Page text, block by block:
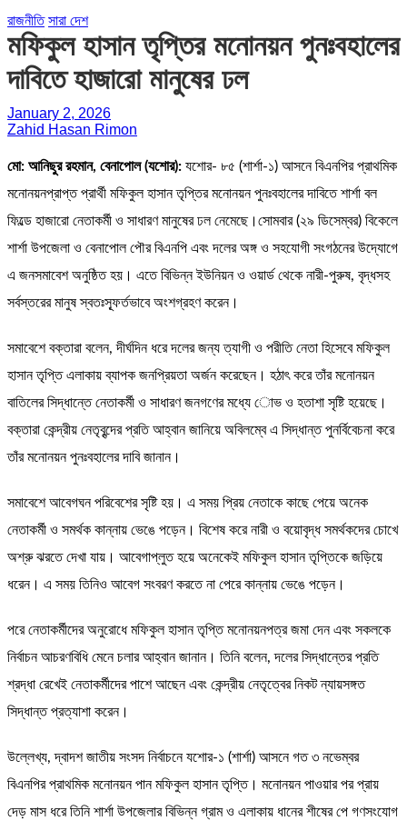
রাজনীতি সারা দেশ
মফিকুল হাসান তৃপ্তির মনোনয়ন পুনঃবহালের
দাবিতে হাজারো মানুষের ঢল
January 2, 2026
Zahid Hasan Rimon
মো: আনিছুর রহমান, বেনাপোল (যশোর): যশোর- ৮৫ (শার্শা-১) আসনে বিএনপির প্রাথমিক
মনোনয়নপ্রাপ্ত প্রার্থী মফিকুল হাসান তৃপ্তির মনোনয়ন পুনঃবহালের দাবিতে শার্শা বল
ফিল্ডে হাজারো নেতাকর্মী ও সাধারণ মানুষের ঢল নেমেছে।সোমবার (২৯ ডিসেম্বর) বিকেলে
শার্শা উপজেলা ও বেনাপোল পৌর বিএনপি এবং দলের অঙ্গ ও সহযোগী সংগঠনের উদ্যোগে
এ জনসমাবেশ অনুষ্ঠিত হয়। এতে বিভিন্ন ইউনিয়ন ও ওয়ার্ড থেকে নারী-পুরুষ, বৃদ্ধসহ
সর্বস্তরের মানুষ স্বতঃস্ফূর্তভাবে অংশগ্রহণ করেন।
সমাবেশে বক্তারা বলেন, দীর্ঘদিন ধরে দলের জন্য ত্যাগী ও পরীতি নেতা হিসেবে মফিকুল
হাসান তৃপ্তি এলাকায় ব্যাপক জনপ্রিয়তা অর্জন করেছেন। হঠাৎ করে তাঁর মনোনয়ন
বাতিলের সিদ্ধান্তে নেতাকর্মী ও সাধারণ জনগণের মধ্যে ােভ ও হতাশা সৃষ্টি হয়েছে।
বক্তারা কেন্দ্রীয় নেতৃবৃন্দের প্রতি আহ্বান জানিয়ে অবিলম্বে এ সিদ্ধান্ত পুনর্বিবেচনা করে
তাঁর মনোনয়ন পুনঃবহালের দাবি জানান।
সমাবেশে আবেগঘন পরিবেশের সৃষ্টি হয়। এ সময় প্রিয় নেতাকে কাছে পেয়ে অনেক
নেতাকর্মী ও সমর্থক কান্নায় ভেঙে পড়েন। বিশেষ করে নারী ও বয়োবৃদ্ধ সমর্থকদের চোখে
অশ্রু ঝরতে দেখা যায়। আবেগাপ্লুত হয়ে অনেকেই মফিকুল হাসান তৃপ্তিকে জড়িয়ে
ধরেন। এ সময় তিনিও আবেগ সংবরণ করতে না পেরে কান্নায় ভেঙে পড়েন।
পরে নেতাকর্মীদের অনুরোধে মফিকুল হাসান তৃপ্তি মনোনয়নপত্র জমা দেন এবং সকলকে
নির্বাচন আচরণবিধি মেনে চলার আহ্বান জানান। তিনি বলেন, দলের সিদ্ধান্তের প্রতি
শ্রদ্ধা রেখেই নেতাকর্মীদের পাশে আছেন এবং কেন্দ্রীয় নেতৃত্বের নিকট ন্যায়সঙ্গত
সিদ্ধান্ত প্রত্যাশা করেন।
উল্লেখ্য, দ্বাদশ জাতীয় সংসদ নির্বাচনে যশোর-১ (শার্শা) আসনে গত ৩ নভেম্বর
বিএনপির প্রাথমিক মনোনয়ন পান মফিকুল হাসান তৃপ্তি। মনোনয়ন পাওয়ার পর প্রায়
দেড় মাস ধরে তিনি শার্শা উপজেলার বিভিন্ন গ্রাম ও এলাকায় ধানের শীষের পে গণসংযোগ